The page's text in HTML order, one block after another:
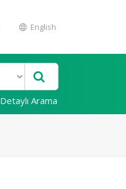
English
Detaylı Arama